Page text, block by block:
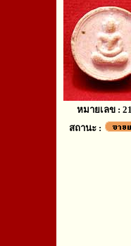
หมายเลข :
สถานะ :